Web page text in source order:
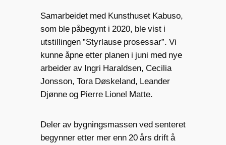
Samarbeidet med Kunsthuset Kabuso,
som ble påbegynt i 2020, ble vist i
utstillingen ”Styrlause prosessar”. Vi
kunne åpne etter planen i juni med nye
arbeider av Ingri Haraldsen, Cecilia
Jonsson, Tora Døskeland, Leander
Djønne og Pierre Lionel Matte.
Deler av bygningsmassen ved senteret
begynner etter mer enn 20 års drift å